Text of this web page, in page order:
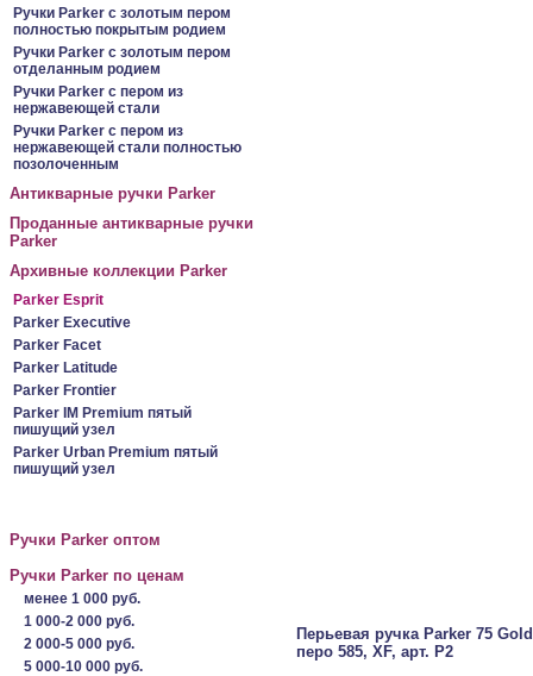
Ручки Parker c золотым пером
полностью покрытым родием
Ручки Parker c золотым пером
отделанным родием
Ручки Parker c пером из
нержавеющей стали
Ручки Parker c пером из
нержавеющей стали полностью
позолоченным
Антикварные ручки Parker
Проданные антикварные ручки
Parker
Архивные коллекции Parker
Parker Esprit
Parker Executive
Parker Facet
Parker Latitude
Parker Frontier
Parker IM Premium пятый
пишущий узел
Parker Urban Premium пятый
пишущий узел
Ручки Parker оптом
Ручки Parker по ценам
менее 1 000 руб.
1 000-2 000 руб.
2 000-5 000 руб.
5 000-10 000 руб.
Перьевая ручка Parker 75
перо 585, XF, арт. P2